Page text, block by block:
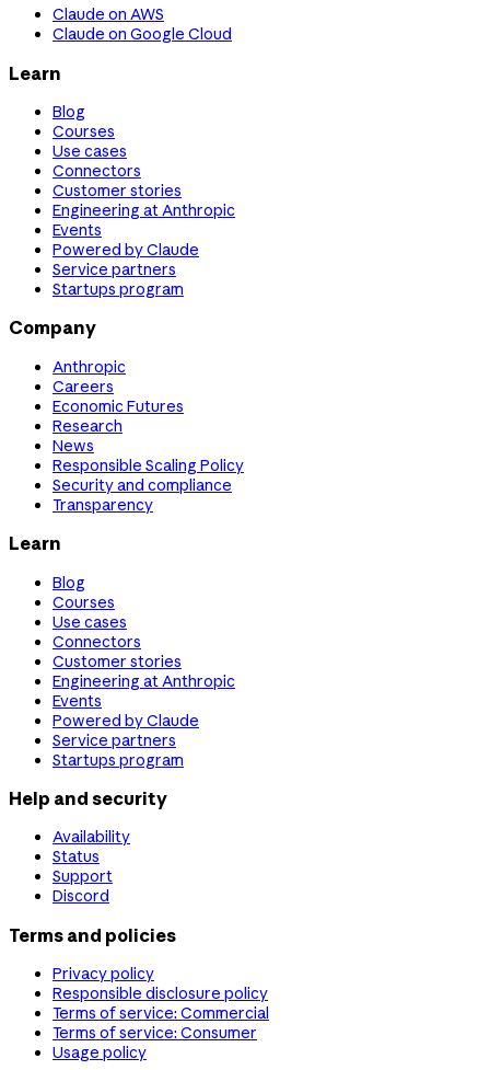
Claude on AWS
Claude on Google Cloud
Learn
Blog
Courses
Use cases
Connectors
Customer stories
Engineering at Anthropic
Events
Powered by Claude
Service partners
Startups program
Company
Anthropic
Careers
Economic Futures
Research
News
Responsible Scaling Policy
Security and compliance
Transparency
Learn
Blog
Courses
Use cases
Connectors
Customer stories
Engineering at Anthropic
Events
Powered by Claude
Service partners
Startups program
Help and security
Availability
Status
Support
Discord
Terms and policies
Privacy policy
Responsible disclosure policy
Terms of service: Commercial
Terms of service: Consumer
Usage policy